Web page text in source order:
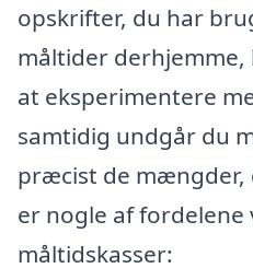
opskrifter, du har
måltider
at eksperimentere
samtidig undgår du
præcist de mængder,
er nogle af
måltidskasser: